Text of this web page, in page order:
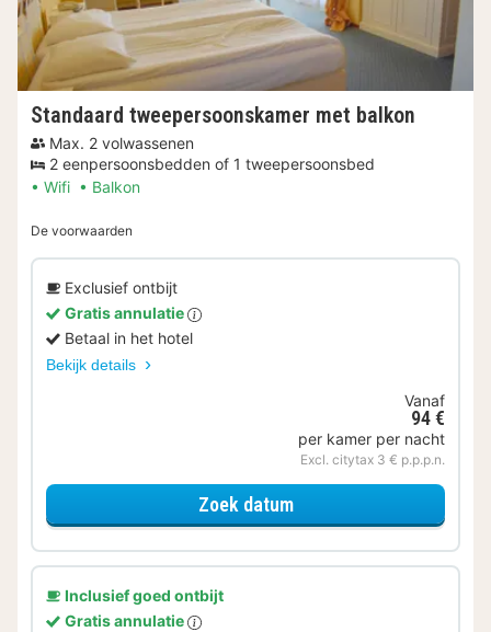
Standaard tweepersoonskamer met balkon
Max. 2 volwassenen
2 eenpersoonsbedden of 1 tweepersoonsbed
Wifi
Balkon
De voorwaarden
Exclusief ontbijt
Gratis annulatie
Betaal in het hotel
Bekijk details
Vanaf
94 €
per kamer per nacht
Excl. citytax 3 € p.p.p.n.
Zoek datumvoor Standaard
Inclusief goed ontbijt
Gratis annulatie